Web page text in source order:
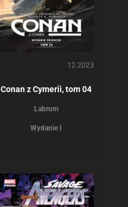
12.2023
Conan z Cymerii, tom 04
Labrum
Wydanie I